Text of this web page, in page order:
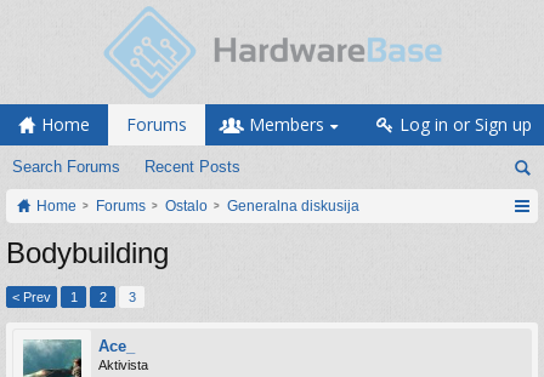
Home Forums
Search Forums Recent Posts
Members Log in or Sign up
Home Forums Ostalo Generalna diskusija
Bodybuilding
< Prev 1 2 3
Ace_
Aktivista